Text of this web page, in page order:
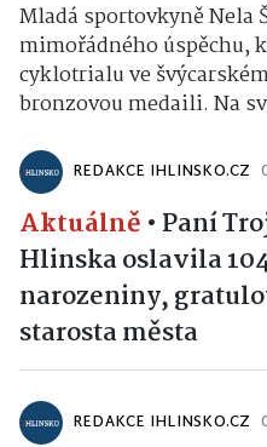
Mladá sportovkyně Nela
mimořádného úspěchu,
cyklotrialu ve
bronzovou medaili. Na
REDAKCE IHLINSKO.CZ
Aktuálně • Paní
Hlinska oslavila
narozeniny,
starosta města
REDAKCE IHLINSKO.CZ